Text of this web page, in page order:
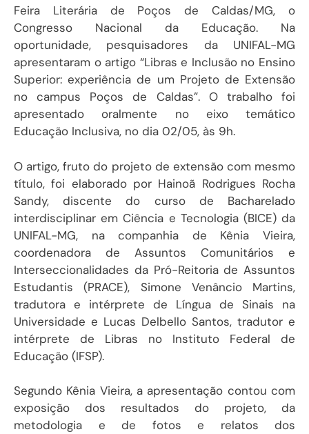
Feira Literária de Poços de Caldas/MG, o
Congresso Nacional da Educação. Na
oportunidade, pesquisadores da UNIFAL-MG
apresentaram o artigo “Libras e Inclusão no Ensino
Superior: experiência de um Projeto de Extensão
no campus Poços de Caldas”. O trabalho foi
apresentado oralmente no eixo temático
Educação Inclusiva, no dia 02/05, às 9h.
O artigo, fruto do projeto de extensão com mesmo
título, foi elaborado por Hainoã Rodrigues Rocha
Sandy, discente do curso de Bacharelado
interdisciplinar em Ciência e Tecnologia (BICE) da
UNIFAL-MG, na companhia de Kênia Vieira,
coordenadora de Assuntos Comunitários e
Interseccionalidades da Pró-Reitoria de Assuntos
Estudantis (PRACE), Simone Venâncio Martins,
tradutora e intérprete de Língua de Sinais na
Universidade e Lucas Delbello Santos, tradutor e
intérprete de Libras no Instituto Federal de
Educação (IFSP).
Segundo Kênia Vieira, a apresentação contou com
exposição dos resultados do projeto, da
metodologia e de fotos e relatos dos